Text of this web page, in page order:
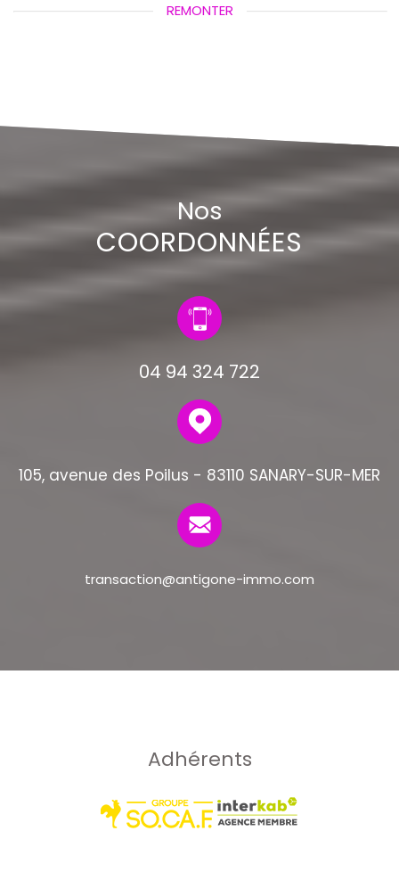
REMONTER
Nos
COORDONNÉES
04 94 324 722
105, avenue des Poilus - 83110 SANARY-SUR-MER
transaction@antigone-immo.com
Adhérents